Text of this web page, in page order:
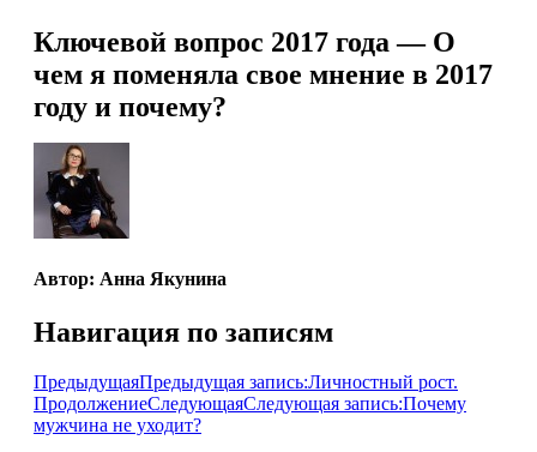
Ключевой вопрос 2017 года — О
чем я поменяла свое мнение в 2017
году и почему?
Автор: Анна Якунина
Навигация по записям
ПредыдущаяПредыдущая запись:Личностный рост.
ПродолжениеСледующаяСледующая запись:Почему
мужчина не уходит?